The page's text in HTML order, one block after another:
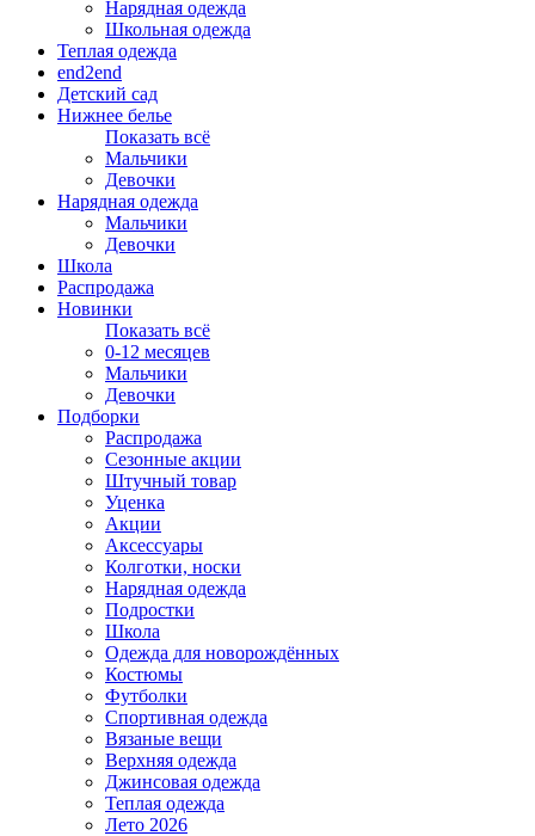
Нарядная одежда
Школьная одежда
Теплая одежда
end2end
Детский сад
Нижнее белье
Показать всё
Мальчики
Девочки
Нарядная одежда
Мальчики
Девочки
Школа
Распродажа
Новинки
Показать всё
0-12 месяцев
Мальчики
Девочки
Подборки
Распродажа
Сезонные акции
Штучный товар
Уценка
Акции
Аксессуары
Колготки, носки
Нарядная одежда
Подростки
Школа
Одежда для новорождённых
Костюмы
Футболки
Спортивная одежда
Вязаные вещи
Верхняя одежда
Джинсовая одежда
Теплая одежда
Лето 2026